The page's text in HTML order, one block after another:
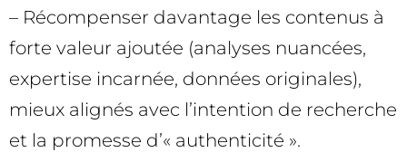
– Récompenser davantage les contenus à
forte valeur ajoutée (analyses nuancées,
expertise incarnée, données originales),
mieux alignés avec l’intention de recherche
et la promesse d’« authenticité ».